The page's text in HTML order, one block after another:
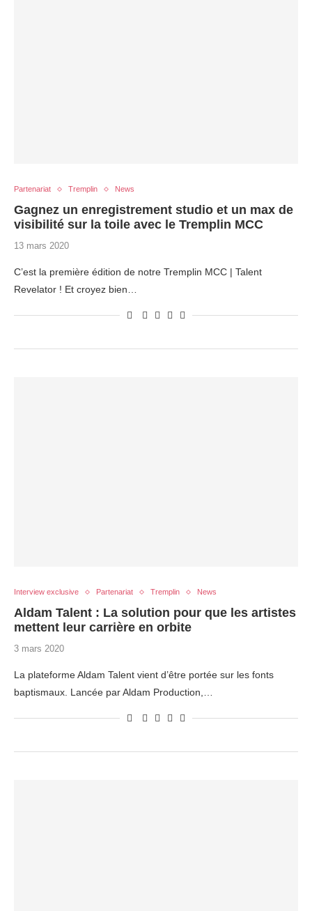
Partenariat Tremplin News
Gagnez un enregistrement studio et un max de
visibilité sur la toile avec le Tremplin MCC
13 mars 2020
C’est la première édition de notre Tremplin MCC | Talent
Revelator ! Et croyez bien…
Interview exclusive Partenariat Tremplin News
Aldam Talent : La solution pour que les artistes
mettent leur carrière en orbite
3 mars 2020
La plateforme Aldam Talent vient d’être portée sur les fonts
baptismaux. Lancée par Aldam Production,…